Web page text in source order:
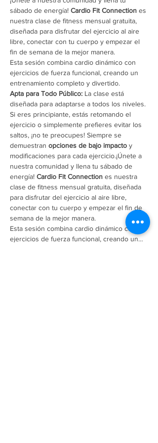
sábado de energía! Cardio Fit Connection es
nuestra clase de fitness mensual gratuita,
diseñada para disfrutar del ejercicio al aire
libre, conectar con tu cuerpo y empezar el
fin de semana de la mejor manera.
Esta sesión combina cardio dinámico con
ejercicios de fuerza funcional, creando un
entrenamiento completo y divertido.
Apta para Todo Público: La clase está
diseñada para adaptarse a todos los niveles.
Si eres principiante, estás retomando el
ejercicio o simplemente prefieres evitar los
saltos, ¡no te preocupes! Siempre se
demuestran opciones de bajo impacto y
modificaciones para cada ejercicio.¡Únete a
nuestra comunidad y llena tu sábado de
energía! Cardio Fit Connection es nuestra
clase de fitness mensual gratuita, diseñada
para disfrutar del ejercicio al aire libre,
conectar con tu cuerpo y empezar el fin de
semana de la mejor manera.
Esta sesión combina cardio dinámico con
ejercicios de fuerza funcional, creando un…